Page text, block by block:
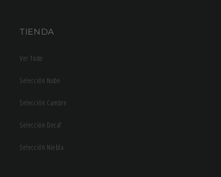
TIENDA
Ver Todo
Selección Nube
Selección Cumbre
Selección Decaf
Selección Niebla